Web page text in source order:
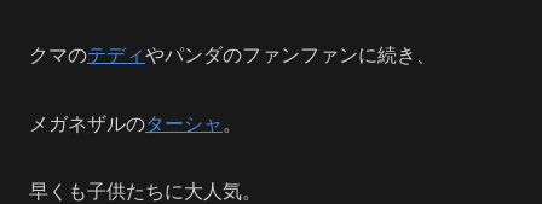
クマのテディやパンダのファンファンに続き、
メガネザルのターシャ 。
早くも子供たちに大人気。